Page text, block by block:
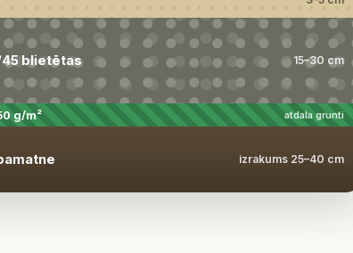
45 blietētas 15–30 cm
g/m² atdala grunti
izrakums 25–40 cm